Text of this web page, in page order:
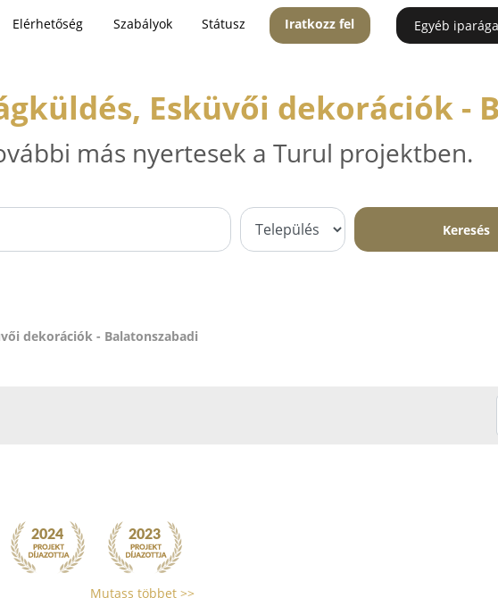
Elérhetőség Szabályok Státusz Iratkozz fel Egyéb
Esküvői dekorációk -
más nyertesek a Turul projektben.
Keresés
dekorációk - Balatonszabadi
Mutass többet >>